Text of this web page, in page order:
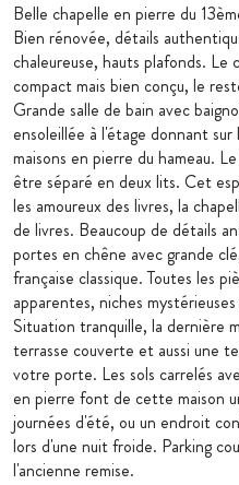
Belle chapelle en pierre du
Bien rénovée, détails
chaleureuse, hauts plafonds. Le
compact mais bien conçu, le
Grande salle de bain avec
ensoleillée à l'étage donnant
maisons en pierre du hameau.
être séparé en deux lits. Cet
les amoureux des livres, la
de livres. Beaucoup de détails
portes en chêne avec grande
française classique. Toutes les
apparentes, niches
Situation tranquille, la dernière
terrasse couverte et aussi une
votre porte. Les sols carrelés
en pierre font de cette maison
journées d'été, ou un endroit
lors d'une nuit froide. Parking
l'ancienne remise.